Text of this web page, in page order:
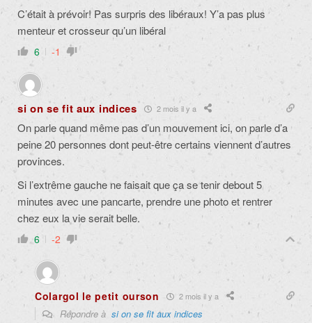
C’était à prévoir! Pas surpris des libéraux! Y’a pas plus
menteur et crosseur qu’un libéral
6 -1
si on se fit aux indices 2 mois il y a
On parle quand même pas d’un mouvement ici, on parle d’a
peine 20 personnes dont peut-être certains viennent d’autres
provinces.
Si l’extrême gauche ne faisait que ça se tenir debout 5
minutes avec une pancarte, prendre une photo et rentrer
chez eux la vie serait belle.
6 -2
Colargol le petit ourson 2 mois il y a
Répondre à si on se fit aux indices